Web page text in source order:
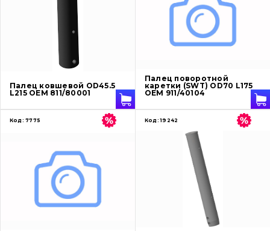
О нас
Палец ковшевой OD45.5
L215 OEM 811/80001
Палец поворотной
каретки (SWT) OD70 L175
OEM 911/40104
Код: 7775 Код: 19242